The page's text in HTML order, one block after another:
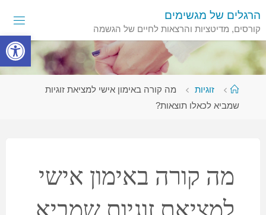
לתוכן
הרגלים של מגשימים
קורסים, מדיטציות והרצאות לחיים של הגשמה
עמוד
ראשי
זוגיות
מה קורה באימון אישי למציאת זוגיות
שמביא לכאלו תוצאות?
מה קורה באימון אישי
פתח